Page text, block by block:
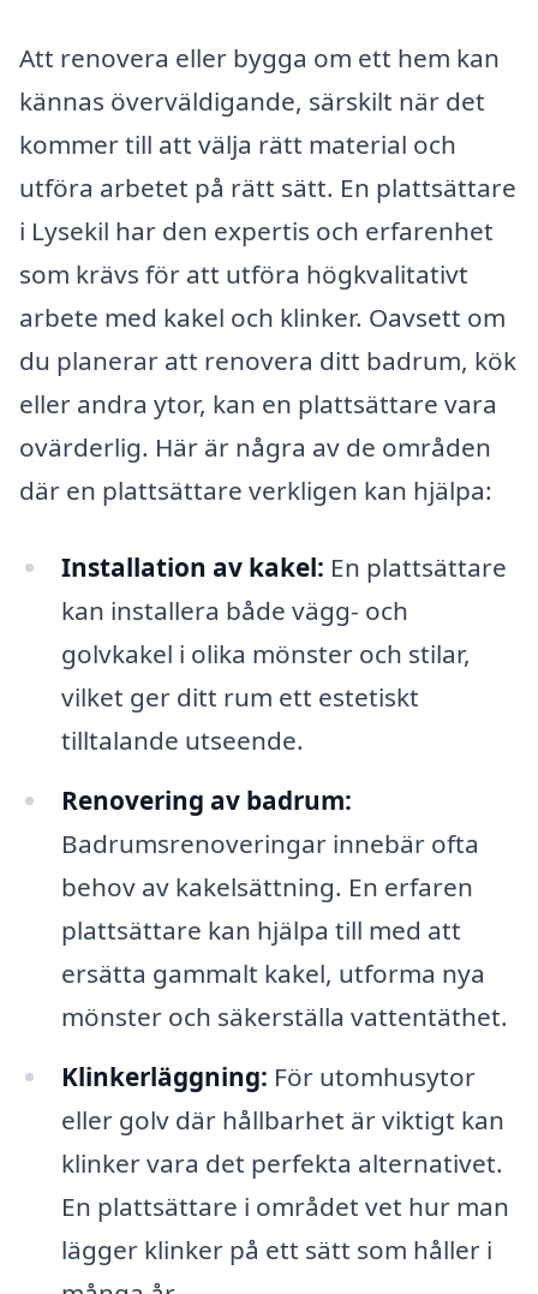
Att renovera eller bygga om ett hem kan
kännas överväldigande, särskilt när det
kommer till att välja rätt material och
utföra arbetet på rätt sätt. En plattsättare
i Lysekil har den expertis och erfarenhet
som krävs för att utföra högkvalitativt
arbete med kakel och klinker. Oavsett om
du planerar att renovera ditt badrum, kök
eller andra ytor, kan en plattsättare vara
ovärderlig. Här är några av de områden
där en plattsättare verkligen kan hjälpa:
Installation av kakel: En plattsättare
kan installera både vägg- och
golvkakel i olika mönster och stilar,
vilket ger ditt rum ett estetiskt
tilltalande utseende.
Renovering av badrum:
Badrumsrenoveringar innebär ofta
behov av kakelsättning. En erfaren
plattsättare kan hjälpa till med att
ersätta gammalt kakel, utforma nya
mönster och säkerställa vattentäthet.
Klinkerläggning: För utomhusytor
eller golv där hållbarhet är viktigt kan
klinker vara det perfekta alternativet.
En plattsättare i området vet hur man
lägger klinker på ett sätt som håller i